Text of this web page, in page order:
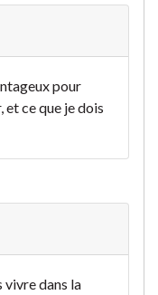
pour
et ce que je dois
vivre dans la